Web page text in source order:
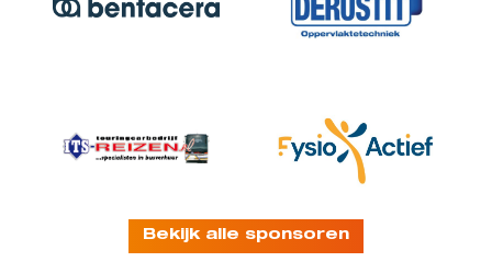
Bekijk alle sponsoren